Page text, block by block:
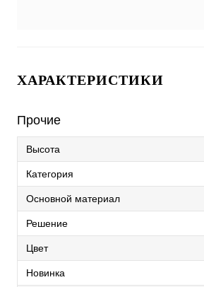
ХАРАКТЕРИСТИКИ
Прочие
Высота
Категория
Основной материал
Решение
Цвет
Новинка